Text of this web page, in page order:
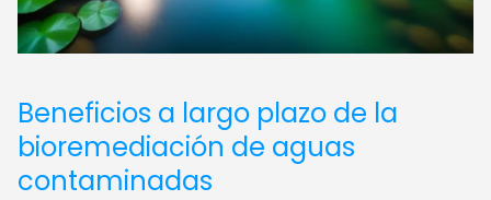
Beneficios a largo plazo de la
bioremediación de aguas
contaminadas